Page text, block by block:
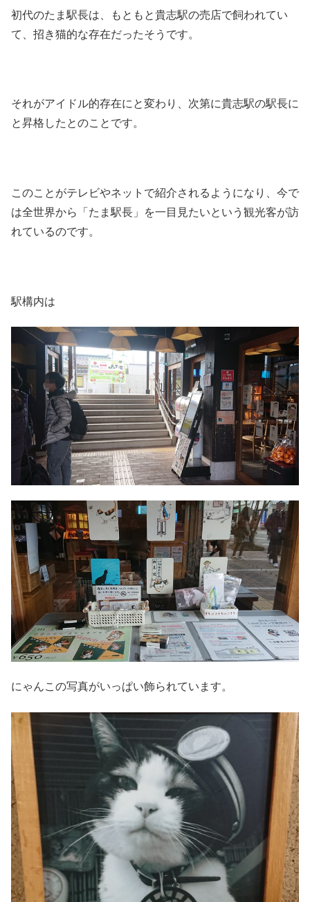
初代のたま駅長は、もともと貴志駅の売店で飼われてい
て、招き猫的な存在だったそうです。
それがアイドル的存在にと変わり、次第に貴志駅の駅長に
と昇格したとのことです。
このことがテレビやネットで紹介されるようになり、今で
は全世界から「たま駅長」を一目見たいという観光客が訪
れているのです。
駅構内は
にゃんこの写真がいっぱい飾られています。